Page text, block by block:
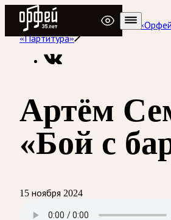
Радио Орфей
Радио классической музыки
«Партитура»
Артём
«Бой с
15 ноября 2024